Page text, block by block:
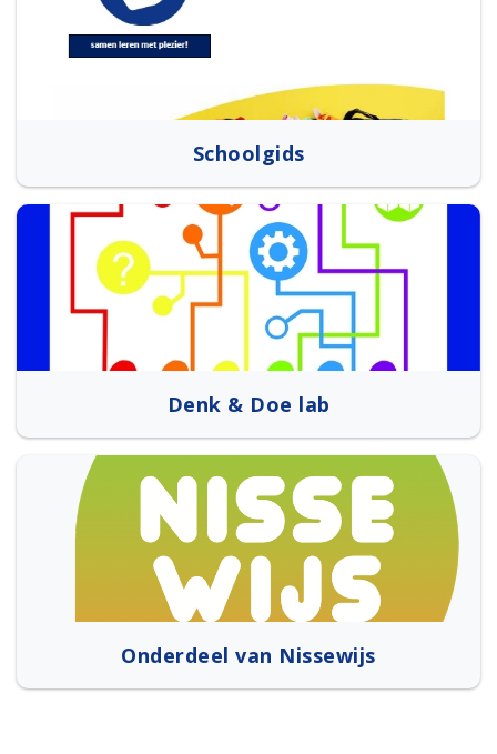
Schoolgids
Denk & Doe lab
Onderdeel van Nissewijs